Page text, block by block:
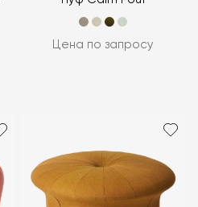
Цена по запросу